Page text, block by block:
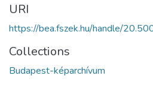
URI
https://bea.fszek.hu/handle/
Collections
Budapest-képarchívum